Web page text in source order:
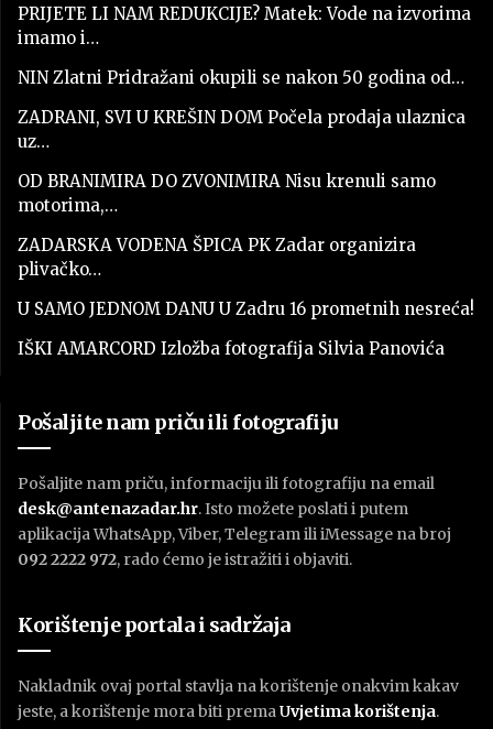
PRIJETE LI NAM REDUKCIJE? Matek: Vode na izvorima
imamo i…
NIN Zlatni Pridražani okupili se nakon 50 godina od…
ZADRANI, SVI U KREŠIN DOM Počela prodaja ulaznica
uz…
OD BRANIMIRA DO ZVONIMIRA Nisu krenuli samo
motorima,…
ZADARSKA VODENA ŠPICA PK Zadar organizira
plivačko…
U SAMO JEDNOM DANU U Zadru 16 prometnih nesreća!
IŠKI AMARCORD Izložba fotografija Silvia Panovića
Pošaljite nam priču ili fotografiju
Pošaljite nam priču, informaciju ili fotografiju na email
desk@antenazadar.hr. Isto možete poslati i putem
aplikacija WhatsApp, Viber, Telegram ili iMessage na broj
092 2222 972, rado ćemo je istražiti i objaviti.
Korištenje portala i sadržaja
Nakladnik ovaj portal stavlja na korištenje onakvim kakav
jeste, a korištenje mora biti prema Uvjetima korištenja.